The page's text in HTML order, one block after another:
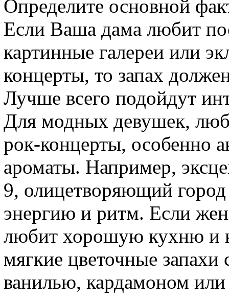
Определите основной
Если Ваша дама любит
картинные галереи или
концерты, то запах
Лучше всего подойдут
Для модных девушек,
рок-концерты, особенно
ароматы. Например,
9, олицетворяющий
энергию и ритм. Если
любит хорошую кухню и
мягкие цветочные
ванилью, кардамоном